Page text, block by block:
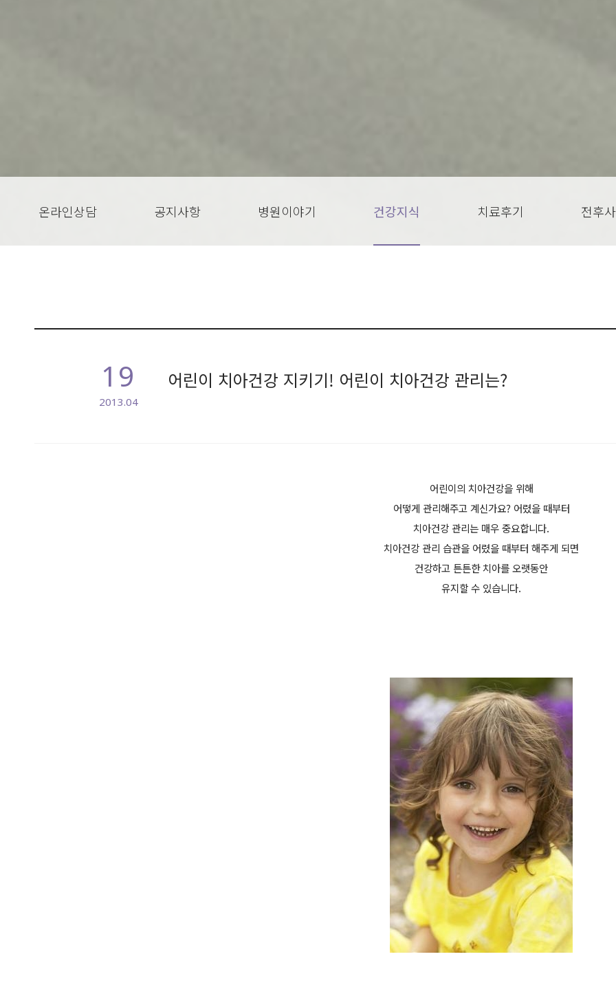
온라인상담 공지사항 병원이야기 건강지식 치료후기 전후
19
2013.04
어린이 치아건강 지키기! 어린이 치아건강 관리는?
어린이의 치아건강을 위해
어떻게 관리해주고 계신가요? 어렸을 때부터
치아건강 관리는 매우 중요합니다.
치아건강 관리 습관을 어렸을 때부터 해주게 되면
건강하고 튼튼한 치아를 오랫동안
유지할 수 있습니다.